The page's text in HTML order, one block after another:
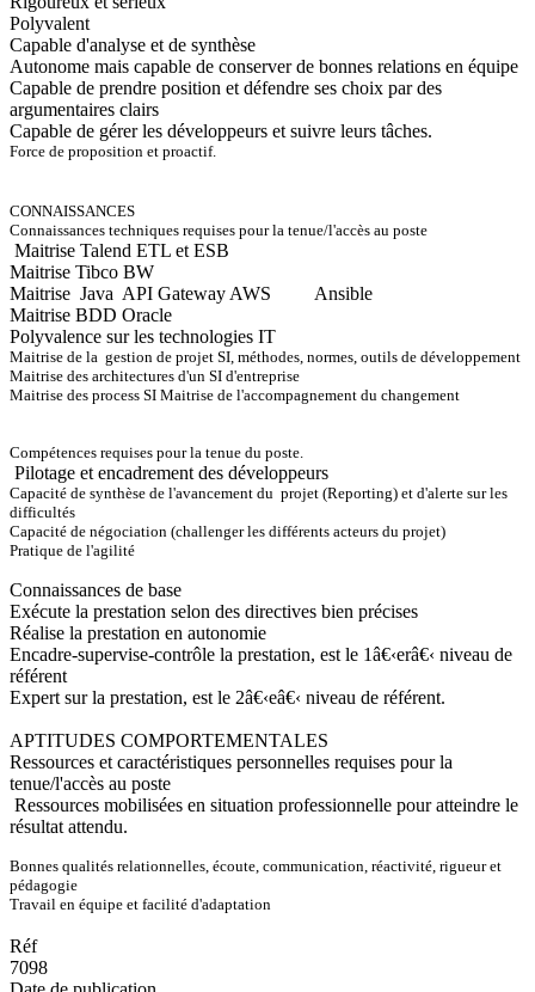
Polyvalent
Capable d'analyse et de synthèse
Autonome mais capable de conserver de bonnes relations en équipe
Capable de prendre position et défendre ses choix par des
argumentaires clairs
Capable de gérer les développeurs et suivre leurs tâches.
Force de proposition et proactif.
CONNAISSANCES
Connaissances techniques requises pour la tenue/l'accès au poste
Maitrise Talend ETL et ESB
Maitrise Tibco BW
Maitrise Java API Gateway AWS Ansible
Maitrise BDD Oracle
Polyvalence sur les technologies IT
Maitrise de la gestion de projet SI, méthodes, normes, outils de développement
Maitrise des architectures d'un SI d'entreprise
Maitrise des process SI Maitrise de l'accompagnement du changement
Compétences requises pour la tenue du poste.
Pilotage et encadrement des développeurs
Capacité de synthèse de l'avancement du projet (Reporting) et d'alerte sur les
difficultés
Capacité de négociation (challenger les différents acteurs du projet)
Pratique de l'agilité
Connaissances de base
Exécute la prestation selon des directives bien précises
Réalise la prestation en autonomie
Encadre-supervise-contrôle la prestation, est le 1â€‹erâ€‹ niveau de
référent
Expert sur la prestation, est le 2â€‹eâ€‹ niveau de référent.
APTITUDES COMPORTEMENTALES
Ressources et caractéristiques personnelles requises pour la
tenue/l'accès au poste
Ressources mobilisées en situation professionnelle pour atteindre le
résultat attendu.
Bonnes qualités relationnelles, écoute, communication, réactivité, rigueur et
pédagogie
Travail en équipe et facilité d'adaptation
Réf
7098